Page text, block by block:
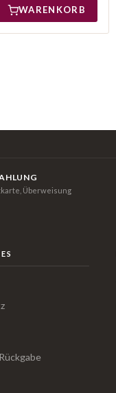
WARENKORB
Überweisung